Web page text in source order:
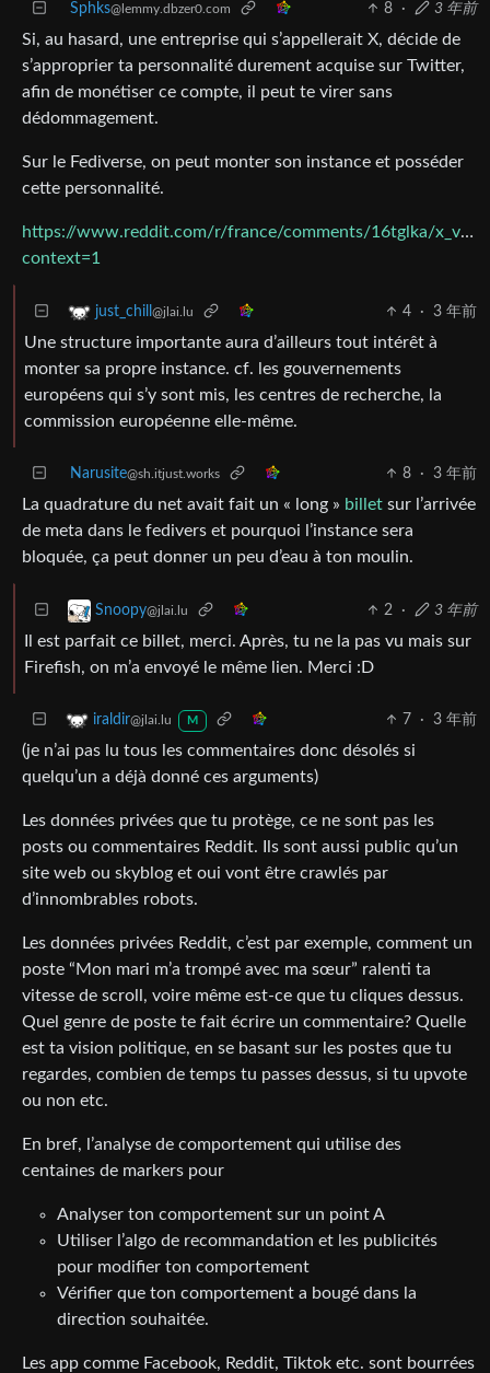
Sphks@lemmy.dbzer0.com 8 · 3 年前
Si, au hasard, une entreprise qui s’appellerait X, décide de
s’approprier ta personnalité durement acquise sur Twitter,
afin de monétiser ce compte, il peut te virer sans
dédommagement.
Sur le Fediverse, on peut monter son instance et posséder
cette personnalité.
https://www.reddit.com/r/france/comments/16tglka/
context=1
just_chill @jlai.lu 4 · 3 年前
Une structure importante aura d’ailleurs tout intérêt à
monter sa propre instance. cf. les gouvernements
européens qui s’y sont mis, les centres de recherche, la
commission européenne elle-même.
Narusite@sh.itjust.works 8 · 3 年前
La quadrature du net avait fait un « long » billet sur l’arrivée
de meta dans le fedivers et pourquoi l’instance sera
bloquée, ça peut donner un peu d’eau à ton moulin.
Snoopy@jlai.lu 2 · 3 年前
Il est parfait ce billet, merci. Après, tu ne la pas vu mais sur
Firefish, on m’a envoyé le même lien. Merci :D
iraldir@jlai.lu M 7 · 3 年前
(je n’ai pas lu tous les commentaires donc désolés si
quelqu’un a déjà donné ces arguments)
Les données privées que tu protège, ce ne sont pas les
posts ou commentaires Reddit. Ils sont aussi public qu’un
site web ou skyblog et oui vont être crawlés par
d’innombrables robots.
Les données privées Reddit, c’est par exemple, comment un
poste “Mon mari m’a trompé avec ma sœur” ralenti ta
vitesse de scroll, voire même est-ce que tu cliques dessus.
Quel genre de poste te fait écrire un commentaire? Quelle
est ta vision politique, en se basant sur les postes que tu
regardes, combien de temps tu passes dessus, si tu upvote
ou non etc.
En bref, l’analyse de comportement qui utilise des
centaines de markers pour
Analyser ton comportement sur un point A
Utiliser l’algo de recommandation et les publicités
pour modifier ton comportement
Vérifier que ton comportement a bougé dans la
direction souhaitée.
Les app comme Facebook, Reddit, Tiktok etc. sont bourrées